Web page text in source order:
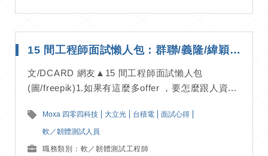
15 間工程師面試懶人包：群聯/義隆/緯穎/大立光/群創/台積電等精華整理｜面試經驗分享
文/DCARD 網友▲15 間工程師面試懶人包
(圖/freepik)1.如果有這麼多offer ，要怎麼跟人資...
Moxa 四零四科技 大立光 台積電 面試心得
軟／韌體測試人員
職務類別：軟／韌體測試工程師